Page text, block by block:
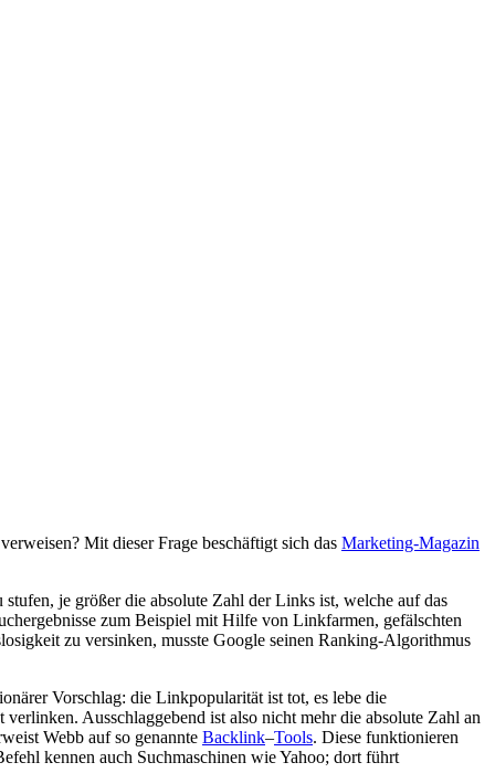
Mit dieser Frage beschäftigt sich das Marketing-Magazin
je größer die absolute Zahl der Links ist, welche auf das
zum Beispiel mit Hilfe von Linkfarmen, gefälschten
zu versinken, musste Google seinen Ranking-Algorithmus
Vorschlag: die Linkpopularität ist tot, es lebe die
Ausschlaggebend ist also nicht mehr die absolute Zahl an
Webb auf so genannte Backlink–Tools. Diese funktionieren
kennen auch Suchmaschinen wie Yahoo; dort führt